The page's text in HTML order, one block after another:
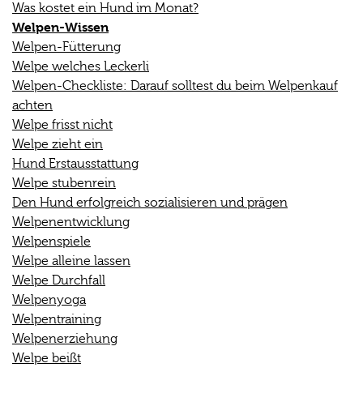
Was kostet ein Hund im Monat?
Welpen-Wissen
Welpen-Fütterung
Welpe welches Leckerli
Welpen-Checkliste: Darauf solltest du beim Welpenkauf
achten
Welpe frisst nicht
Welpe zieht ein
Hund Erstausstattung
Welpe stubenrein
Den Hund erfolgreich sozialisieren und prägen
Welpenentwicklung
Welpenspiele
Welpe alleine lassen
Welpe Durchfall
Welpenyoga
Welpentraining
Welpenerziehung
Welpe beißt